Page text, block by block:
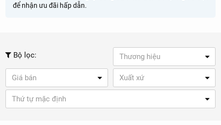
để nhận ưu đãi hấp dẫn.
Bộ lọc: Thương hiệu
Giá bán Xuất xứ
Thứ tự mặc định